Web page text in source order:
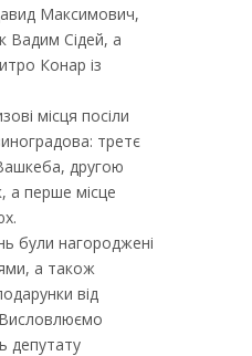
Максимович,
Вадим Сідей, а
Конар із
місця посіли
третє
другою
а перше місце
були нагороджені
а також
від
депутату